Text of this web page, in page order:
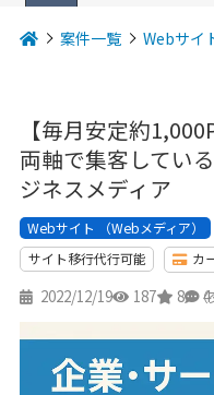
案件一覧 Webサイ
【毎月安定約
両軸で集客してい
ジネスメディア
Webサイト （Webメディア）
サイト移行代行可能
カ
2022/12/19 187 8 4
（